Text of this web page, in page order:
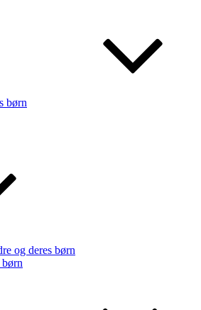
børn
og deres børn